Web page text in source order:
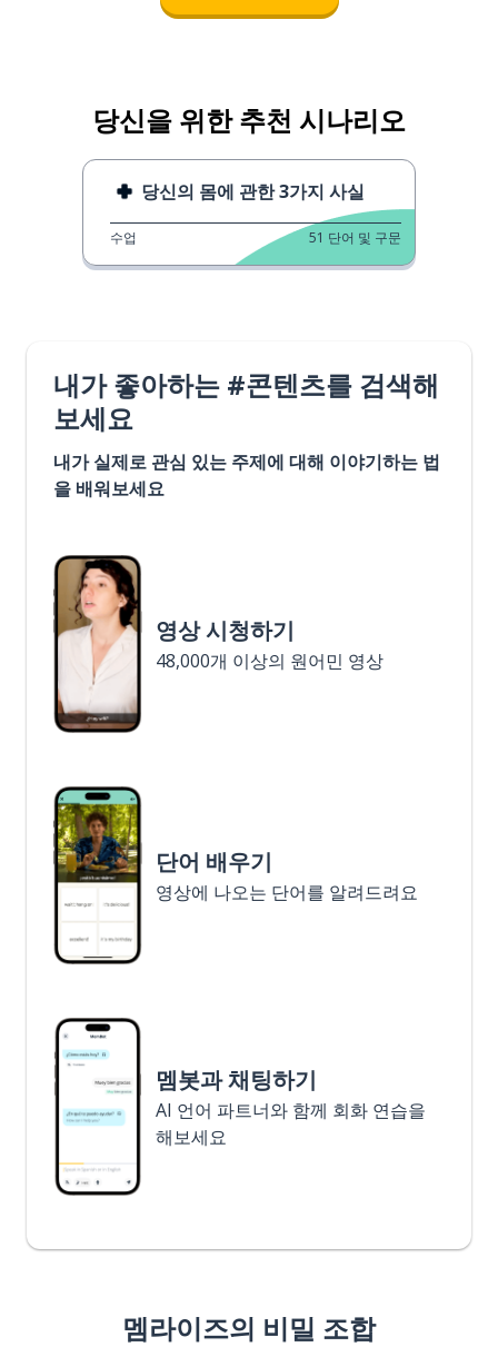
당신을 위한 추천 시나리오
당신의 몸에 관한 3가지 사실
수업 51 단어 및 구문
내가 좋아하는 #콘텐츠를 검색해
보세요
내가 실제로 관심 있는 주제에 대해 이야기하는 법
을 배워보세요
영상 시청하기
48,000개 이상의 원어민 영상
단어 배우기
영상에 나오는 단어를 알려드려요
멤봇과 채팅하기
AI 언어 파트너와 함께 회화 연습을
해보세요
멤라이즈의 비밀 조합